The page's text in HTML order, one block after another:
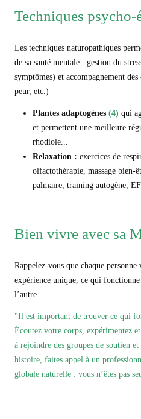
Techniques
Les techniques naturopathiques
de sa santé mentale : gestion du
symptômes) et accompagnement
peur, etc.)
Plantes adaptogènes (4) qui
et permettent une meilleure
rhodiole...
Relaxation : exercices de
olfactothérapie, massage
palmaire, training autogène,
Bien vivre avec sa
Rappelez-vous que chaque
expérience unique, ce qui
l’autre.
"Il est important de trouver ce qui
Écoutez votre corps, expérimentez
à rejoindre des groupes de soutien
histoire, faites appel à un
globale naturelle : vous n’êtes pas